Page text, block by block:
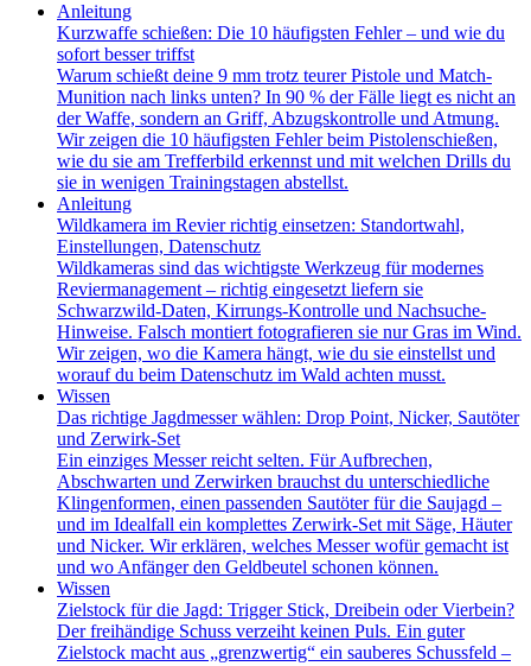
Anleitung
Kurzwaffe schießen: Die 10 häufigsten Fehler – und wie du
sofort besser triffst
Warum schießt deine 9 mm trotz teurer Pistole und Match-
Munition nach links unten? In 90 % der Fälle liegt es nicht an
der Waffe, sondern an Griff, Abzugskontrolle und Atmung.
Wir zeigen die 10 häufigsten Fehler beim Pistolenschießen,
wie du sie am Trefferbild erkennst und mit welchen Drills du
sie in wenigen Trainingstagen abstellst.
Anleitung
Wildkamera im Revier richtig einsetzen: Standortwahl,
Einstellungen, Datenschutz
Wildkameras sind das wichtigste Werkzeug für modernes
Reviermanagement – richtig eingesetzt liefern sie
Schwarzwild-Daten, Kirrungs-Kontrolle und Nachsuche-
Hinweise. Falsch montiert fotografieren sie nur Gras im Wind.
Wir zeigen, wo die Kamera hängt, wie du sie einstellst und
worauf du beim Datenschutz im Wald achten musst.
Wissen
Das richtige Jagdmesser wählen: Drop Point, Nicker, Sautöter
und Zerwirk-Set
Ein einziges Messer reicht selten. Für Aufbrechen,
Abschwarten und Zerwirken brauchst du unterschiedliche
Klingenformen, einen passenden Sautöter für die Saujagd –
und im Idealfall ein komplettes Zerwirk-Set mit Säge, Häuter
und Nicker. Wir erklären, welches Messer wofür gemacht ist
und wo Anfänger den Geldbeutel schonen können.
Wissen
Zielstock für die Jagd: Trigger Stick, Dreibein oder Vierbein?
Der freihändige Schuss verzeiht keinen Puls. Ein guter
Zielstock macht aus „grenzwertig“ ein sauberes Schussfeld –